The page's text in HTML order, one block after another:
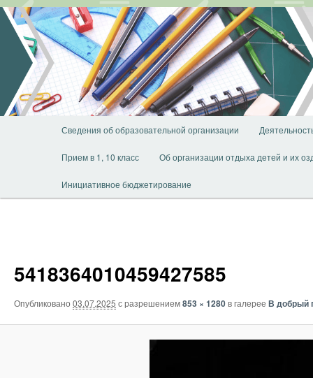
Перейти
основному
содержимому
Сведения об образовательной организации
Прием в 1, 10 класс Об организации отдыха детей и их
Инициативное бюджетирование
5418364010459427585
Опубликовано 03.07.2025 с разрешением853 × 1280в галерее В добрый